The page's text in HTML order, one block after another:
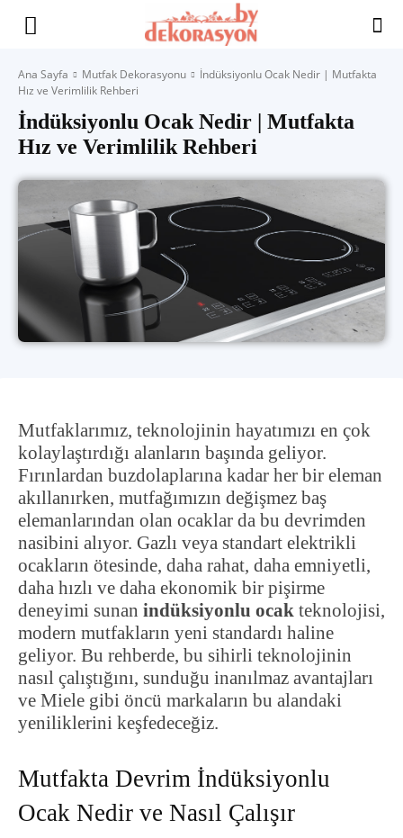
Yaşam
Alanınıza
İlham
Ana Sayfa Mutfak Dekorasyonu
İndüksiyonlu Ocak Nedir | Mutfakta
Hız ve Verimlilik Rehberi
İndüksiyonlu Ocak Nedir | Mutfakta
Hız ve Verimlilik Rehberi
Mutfaklarımız, teknolojinin hayatımızı en çok
kolaylaştırdığı alanların başında geliyor.
Fırınlardan buzdolaplarına kadar her bir eleman
akıllanırken, mutfağımızın değişmez baş
elemanlarından olan ocaklar da bu devrimden
nasibini alıyor. Gazlı veya standart elektrikli
ocakların ötesinde, daha rahat, daha emniyetli,
daha hızlı ve daha ekonomik bir pişirme
deneyimi sunan indüksiyonlu ocak teknolojisi,
modern mutfakların yeni standardı haline
geliyor. Bu rehberde, bu sihirli teknolojinin
nasıl çalıştığını, sunduğu inanılmaz avantajları
ve Miele gibi öncü markaların bu alandaki
yeniliklerini keşfedeceğiz.
Mutfakta Devrim İndüksiyonlu
Ocak Nedir ve Nasıl Çalışır